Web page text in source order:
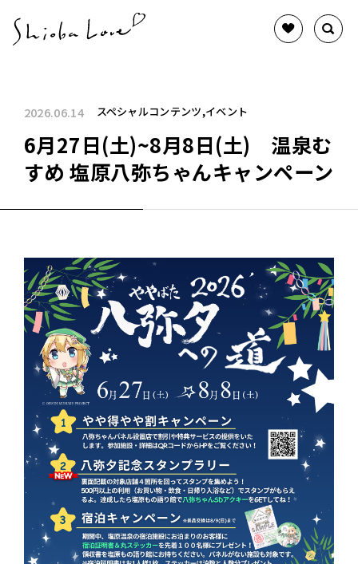
2026.06.14 スペシャルコンテンツ イベント
6月27日(土)~8月8日(土) 温泉む
すめ 塩原八弥ちゃんキャンペーン